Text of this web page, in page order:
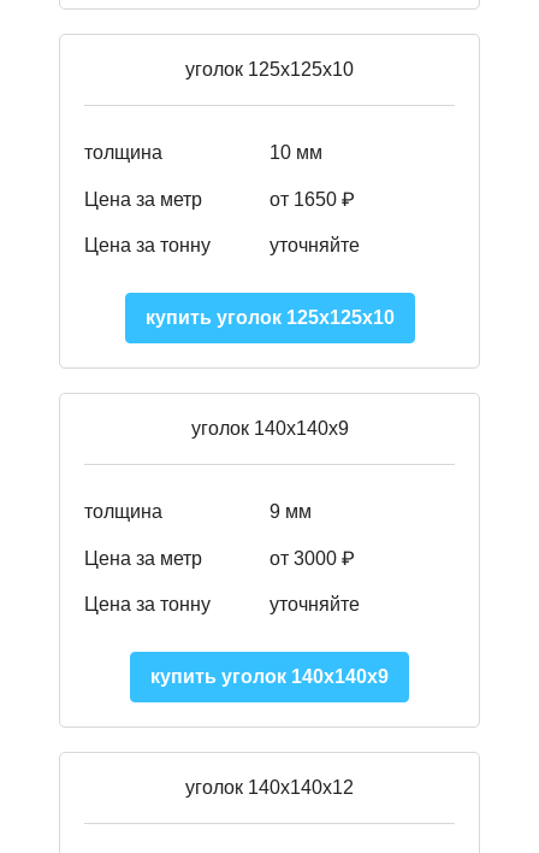
уголок 125х125х10
толщина 10 мм
Цена за метр от 1650 ₽
Цена за тонну уточняйте
купить уголок 125х125х10
уголок 140х140х9
толщина 9 мм
Цена за метр от 3000 ₽
Цена за тонну уточняйте
купить уголок 140х140х9
уголок 140х140х12